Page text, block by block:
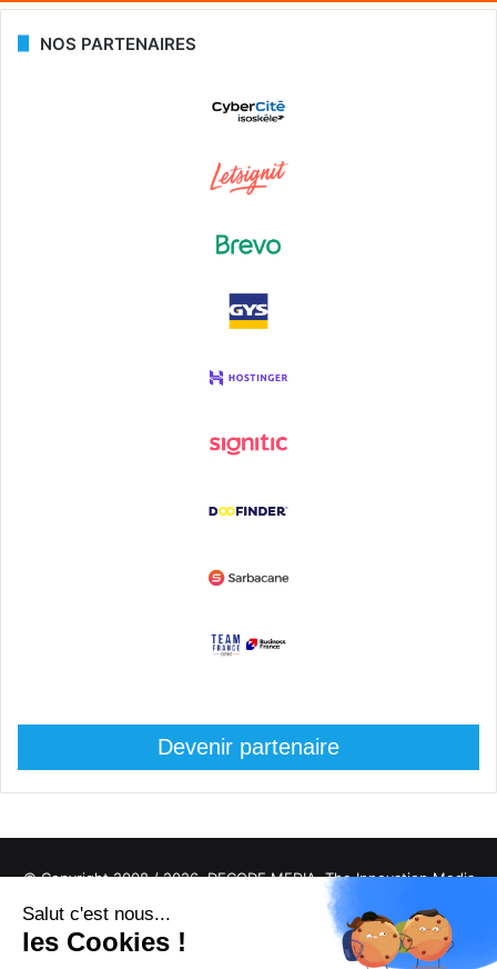
NOS PARTENAIRES
Devenir partenaire
© Copyright 2008 / 2026,DECODE MEDIA, The Innovation Media
Company.
All Rights Reserved